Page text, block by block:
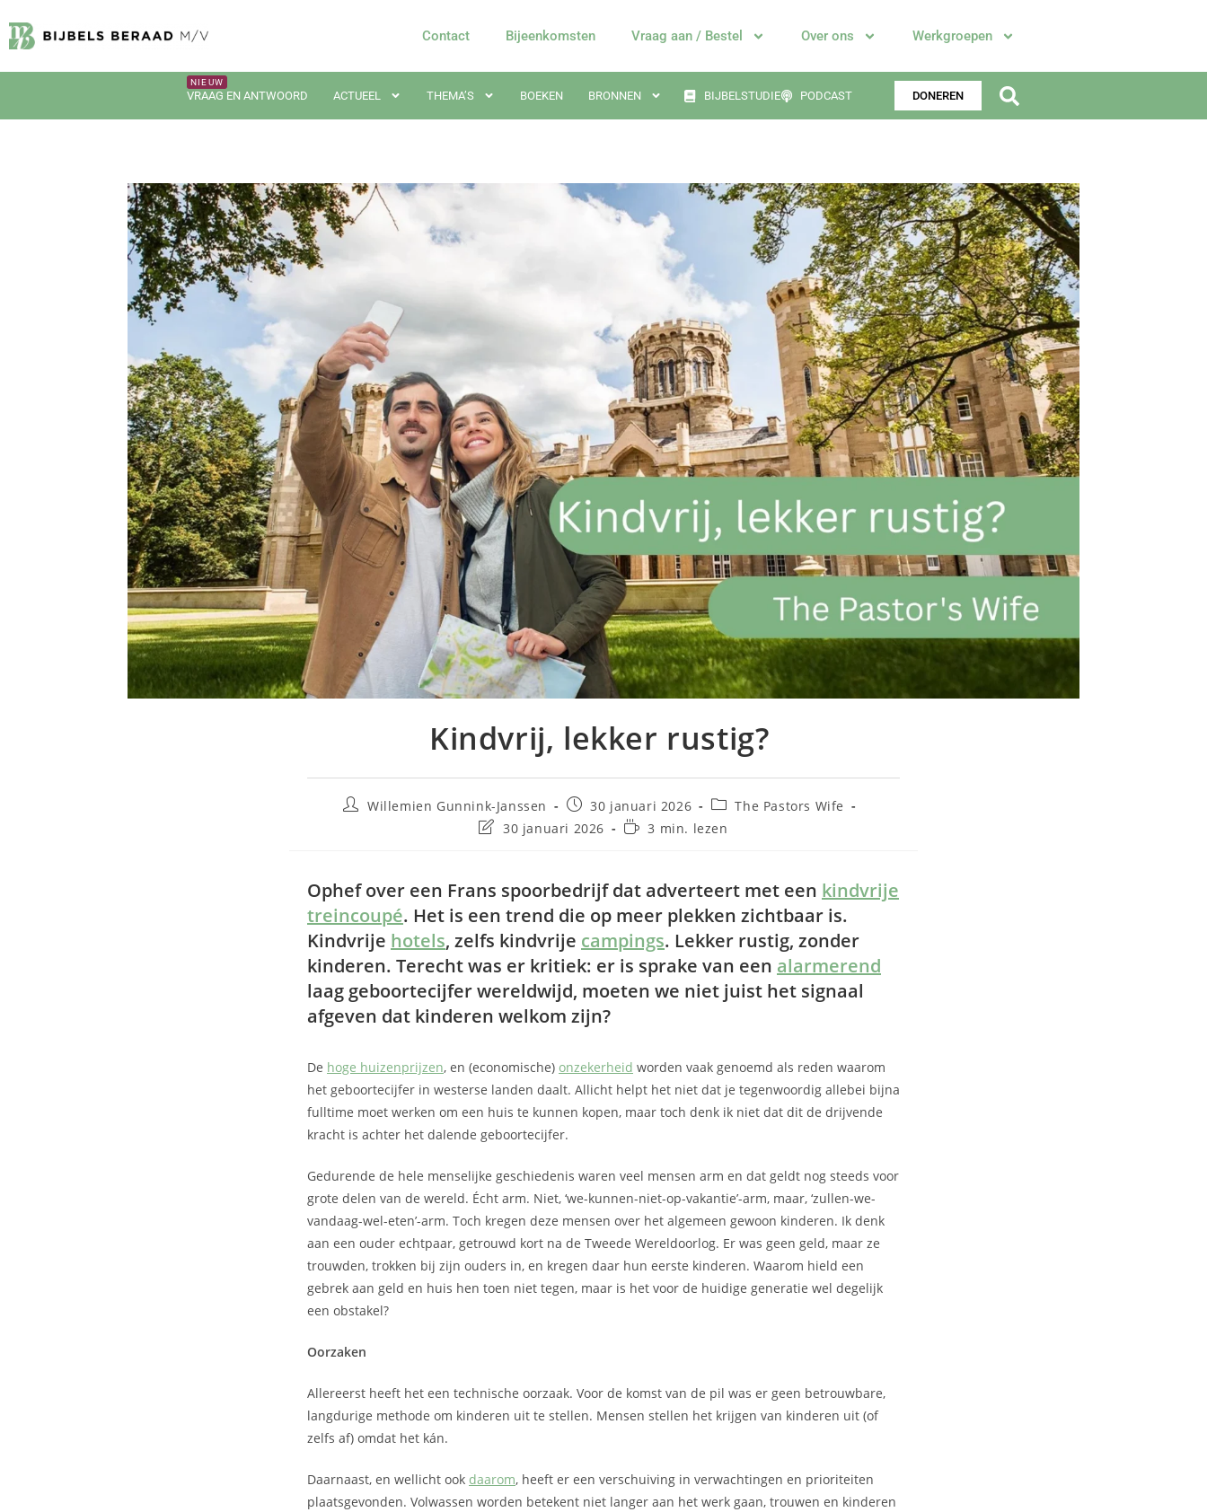
Contact Bijeenkomsten Vraag aan / Bestel Over ons Werkgroepen
VRAAG EN ANTWOORD ACTUEEL THEMA’S BOEKEN BRONNEN BIJBELSTUDIE PODCAST DONEREN
Kindvrij, lekker rustig?
Willemien Gunnink-Janssen 30 januari 2026
The Pastors Wife
30 januari 2026
3 min. lezen
Ophef over een Frans spoorbedrijf dat adverteert met een kindvrije
treincoupé. Het is een trend die op meer plekken zichtbaar is.
Kindvrije hotels, zelfs kindvrije campings. Lekker rustig, zonder
kinderen. Terecht was er kritiek: er is sprake van een alarmerend
laag geboortecijfer wereldwijd, moeten we niet juist het signaal
afgeven dat kinderen welkom zijn?
De hoge huizenprijzen, en (economische) onzekerheid worden vaak genoemd als reden waarom
het geboortecijfer in westerse landen daalt. Allicht helpt het niet dat je tegenwoordig allebei bijna
fulltime moet werken om een huis te kunnen kopen, maar toch denk ik niet dat dit de drijvende
kracht is achter het dalende geboortecijfer.
Gedurende de hele menselijke geschiedenis waren veel mensen arm en dat geldt nog steeds voor
grote delen van de wereld. Écht arm. Niet, ‘we-kunnen-niet-op-vakantie’-arm, maar, ‘zullen-we-
vandaag-wel-eten’-arm. Toch kregen deze mensen over het algemeen gewoon kinderen. Ik denk
aan een ouder echtpaar, getrouwd kort na de Tweede Wereldoorlog. Er was geen geld, maar ze
trouwden, trokken bij zijn ouders in, en kregen daar hun eerste kinderen. Waarom hield een
gebrek aan geld en huis hen toen niet tegen, maar is het voor de huidige generatie wel degelijk
een obstakel?
Oorzaken
Allereerst heeft het een technische oorzaak. Voor de komst van de pil was er geen betrouwbare,
langdurige methode om kinderen uit te stellen. Mensen stellen het krijgen van kinderen uit (of
zelfs af) omdat het kán.
Daarnaast, en wellicht ook daarom, heeft er een verschuiving in verwachtingen en prioriteiten
plaatsgevonden. Volwassen worden betekent niet langer aan het werk gaan, trouwen en kinderen